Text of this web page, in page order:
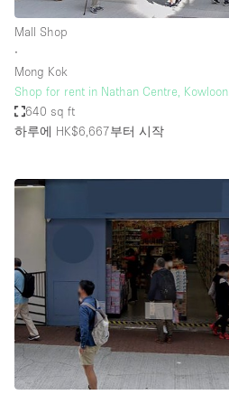
Mall Shop
∙
Mong Kok
Shop for rent in Nathan Centre, Kowloon
640 sq ft
하루에 HK$6,667부터 시작